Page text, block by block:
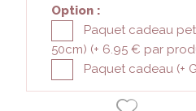
Option :
Paquet cadeau
50cm) (+ 6.95 € par
Paquet cadeau (+